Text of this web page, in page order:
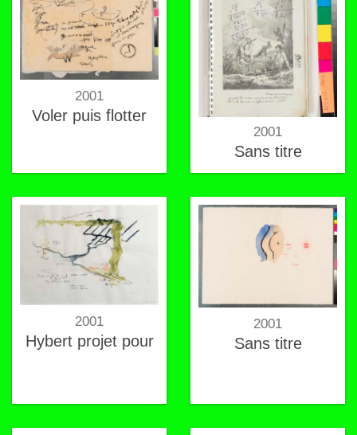
2001
Voler puis flotter
2001
Sans titre
2001
Hybert projet pour
2001
Sans titre